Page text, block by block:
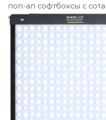
поп-ап софтбоксы с
Френеля FL-11
для
упаковано вколёсный
Набор включает все
управления и крепления.